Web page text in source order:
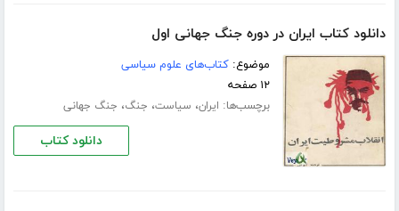
دانلود کتاب ایران در دوره جنگ جهانی اول
موضوع:کتاب‌های علوم سیاسی
۱۲ صفحه
برچسب‌ها: ایران، سیاست، جنگ، جنگ جهانی
دانلود کتاب